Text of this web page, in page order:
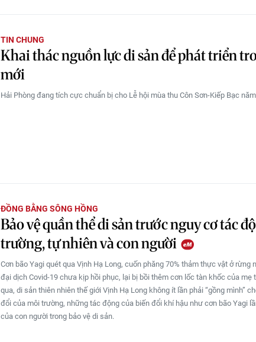
TIN CHUNG
Khai thác nguồn lực di sản để phát triển
mới
Hải Phòng đang tích cực chuẩn bị cho Lễ hội mùa thu Côn Sơn-Kiếp Bạc
ĐỒNG BẰNG SÔNG HỒNG
Bảo vệ quần thể di sản trước nguy cơ tác
trường, tự nhiên và con người
Cơn bão Yagi quét qua Vịnh Hạ Long, cuốn phăng 70% thảm thực vật ở rừng
đại dịch Covid-19 chưa kịp hồi phục, lại bị bồi thêm cơn lốc tàn khốc của mẹ
qua, di sản thiên nhiên thế giới Vịnh Hạ Long không ít lần phải “gồng mình”
đổi của môi trường, những tác động của biến đổi khí hậu như cơn bão Yagi
của con người trong bảo vệ di sản.